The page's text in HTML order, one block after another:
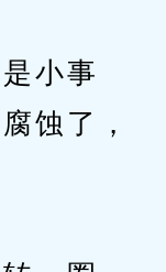
小事
蚀了，